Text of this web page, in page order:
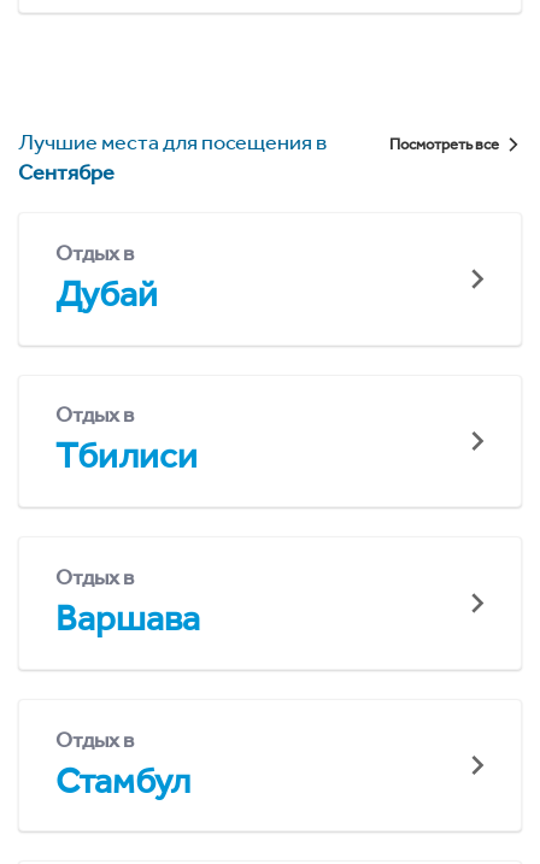
Лучшие места для посещения в
Сентябре
Посмотреть все
Отдых в
Дубай
Отдых в
Тбилиси
Отдых в
Варшава
Отдых в
Стамбул